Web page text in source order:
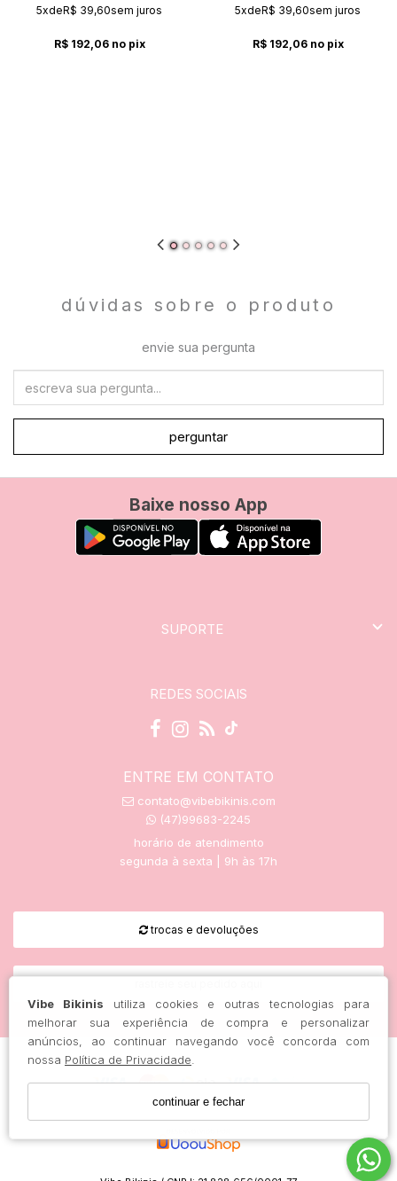
Vibe Bikinis utiliza cookies e outras tecnologias para
melhorar sua experiência de compra e personalizar
anúncios, ao continuar navegando você concorda com
nossa Política de Privacidade
continuar e fechar
5xdeR$ 39,60sem juros
R$ 192,06 no pix
5xdeR$ 39,60sem juros
R$ 192,06 no pix
dúvidas sobre o produto
envie sua pergunta
perguntar
Baixe nosso App
SUPORTE
REDES SOCIAIS
ENTRE EM CONTATO
contato@vibebikinis.com
(47)99683-2245
horário de atendimento
segunda à sexta | 9h às 17h
trocas e devoluções